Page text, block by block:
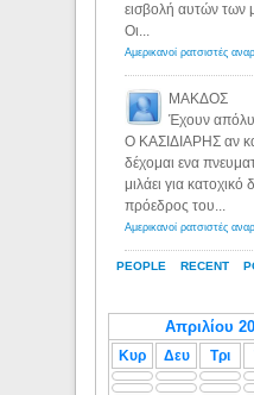
PEOPLE RECENT
εισβολή αυτών των
Οι...
ΜΑΚΔΟΣ
Έχουν
Ο ΚΑΣΙΔΙΑΡΗΣ αν
δέχομαι ενα
μιλάει για κατοχικό
πρόεδρος του...
Κυρ Δευ Τρι